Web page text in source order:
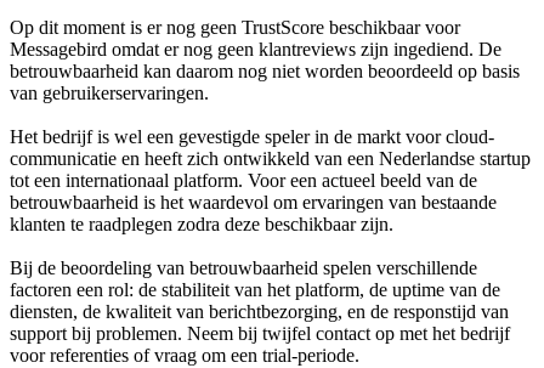
Op dit moment is er nog geen TrustScore beschikbaar voor
Messagebird omdat er nog geen klantreviews zijn ingediend. De
betrouwbaarheid kan daarom nog niet worden beoordeeld op basis
van gebruikerservaringen.
Het bedrijf is wel een gevestigde speler in de markt voor cloud-
communicatie en heeft zich ontwikkeld van een Nederlandse startup
tot een internationaal platform. Voor een actueel beeld van de
betrouwbaarheid is het waardevol om ervaringen van bestaande
klanten te raadplegen zodra deze beschikbaar zijn.
Bij de beoordeling van betrouwbaarheid spelen verschillende
factoren een rol: de stabiliteit van het platform, de uptime van de
diensten, de kwaliteit van berichtbezorging, en de responstijd van
support bij problemen. Neem bij twijfel contact op met het bedrijf
voor referenties of vraag om een trial-periode.